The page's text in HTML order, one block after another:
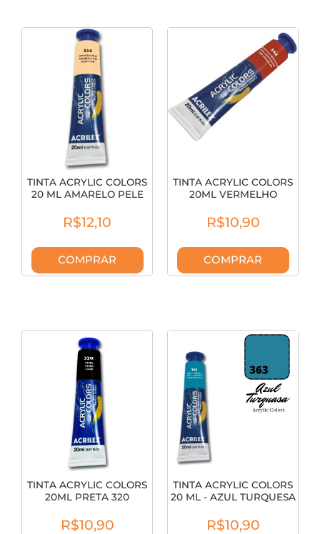
TINTA ACRYLIC COLORS
20 ML AMARELO PELE
R$12,10
COMPRAR
TINTA ACRYLIC COLORS
20ML VERMELHO
R$10,90
COMPRAR
TINTA ACRYLIC COLORS
20ML PRETA 320
R$10,90
TINTA ACRYLIC COLORS
20 ML - AZUL TURQUESA
R$10,90